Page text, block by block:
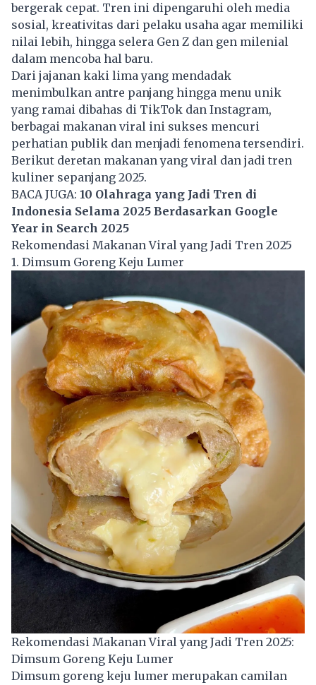
bergerak cepat. Tren ini dipengaruhi oleh media
sosial, kreativitas dari pelaku usaha agar memiliki
nilai lebih, hingga selera Gen Z dan gen milenial
dalam mencoba hal baru.
Dari jajanan kaki lima yang mendadak
menimbulkan antre panjang hingga menu unik
yang ramai dibahas di TikTok dan Instagram,
berbagai makanan viral ini sukses mencuri
perhatian publik dan menjadi fenomena tersendiri.
Berikut deretan makanan yang viral dan jadi tren
kuliner sepanjang 2025.
BACA JUGA: 10 Olahraga yang Jadi Tren di
Indonesia Selama 2025 Berdasarkan Google
Year in Search 2025
Rekomendasi Makanan Viral yang Jadi Tren 2025
1. Dimsum Goreng Keju Lumer
Rekomendasi Makanan Viral yang Jadi Tren 2025:
Dimsum Goreng Keju Lumer
Dimsum goreng keju lumer merupakan camilan